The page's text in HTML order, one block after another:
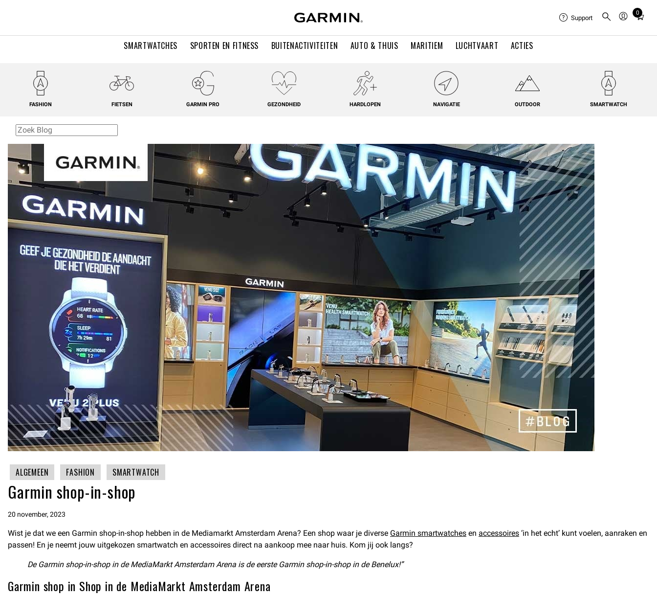
SMARTWATCHES SPORTEN EN FITNESS BUITENACTIVITEITEN AUTO & THUIS MARITIEM LUCHTVAART ACTIES
Support
0
Total
in
FASHION FIETSEN GARMIN PRO GEZONDHEID HARDLOPEN NAVIGATIE OUTDOOR SMARTWATCH
ALGEMEEN FASHION SMARTWATCH
Garmin shop-in-shop
20 november, 2023
Wist je dat we een Garmin shop-in-shop hebben in de Mediamarkt Amsterdam Arena? Een shop waar je diverse Garmin smartwatches en accessoires ‘in het echt’ kunt voelen, aanraken en
passen! En je neemt jouw uitgekozen smartwatch en accessoires direct na aankoop mee naar huis. Kom jij ook langs?
De Garmin shop-in-shop in de MediaMarkt Amsterdam Arena is de eerste Garmin shop-in-shop in de Benelux!”
Garmin shop in Shop in de MediaMarkt Amsterdam Arena